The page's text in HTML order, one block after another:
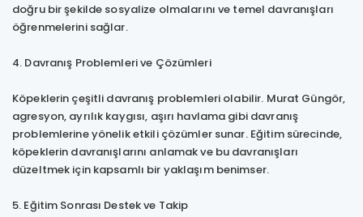
doğru bir şekilde sosyalize olmalarını ve temel davranışları
öğrenmelerini sağlar.
4. Davranış Problemleri ve Çözümleri
Köpeklerin çeşitli davranış problemleri olabilir. Murat Güngör,
agresyon, ayrılık kaygısı, aşırı havlama gibi davranış
problemlerine yönelik etkili çözümler sunar. Eğitim sürecinde,
köpeklerin davranışlarını anlamak ve bu davranışları
düzeltmek için kapsamlı bir yaklaşım benimser.
5. Eğitim Sonrası Destek ve Takip